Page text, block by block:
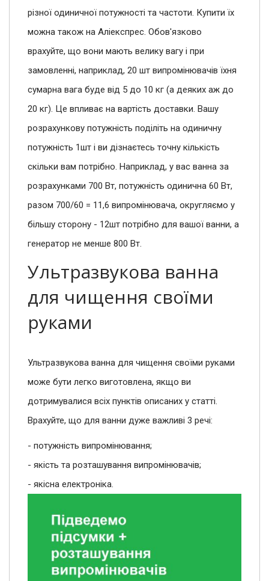
різної одиничної потужності та частоти. Купити їх
можна також на Аліекспрес. Обов'язково
врахуйте, що вони мають велику вагу і при
замовленні, наприклад, 20 шт випромінювачів їхня
сумарна вага буде від 5 до 10 кг (а деяких аж до
20 кг). Це впливає на вартість доставки. Вашу
розрахункову потужність поділіть на одиничну
потужність 1шт і ви дізнаєтесь точну кількість
скільки вам потрібно. Наприклад, у вас ванна за
розрахунками 700 Вт, потужність одинична 60 Вт,
разом 700/60 = 11,6 випромінювача, округляємо у
більшу сторону - 12шт потрібно для вашої ванни, а
генератор не менше 800 Вт.
Ультразвукова ванна
для чищення своїми
руками
Ультразвукова ванна для чищення своїми руками
може бути легко виготовлена, якщо ви
дотримувалися всіх пунктів описаних у статті.
Врахуйте, що для ванни дуже важливі 3 речі:
- потужність випромінювання;
- якість та розташування випромінювачів;
- якісна електроніка.